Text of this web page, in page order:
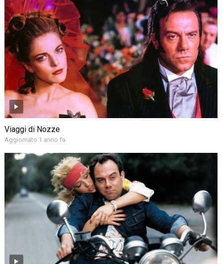
Viaggi di Nozze
Aggiornato 1 anno fa